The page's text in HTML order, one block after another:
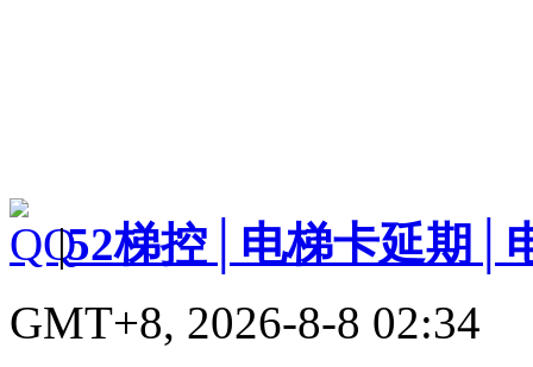
|52梯控│电梯卡延期│
GMT+8, 2026-8-8 02:34